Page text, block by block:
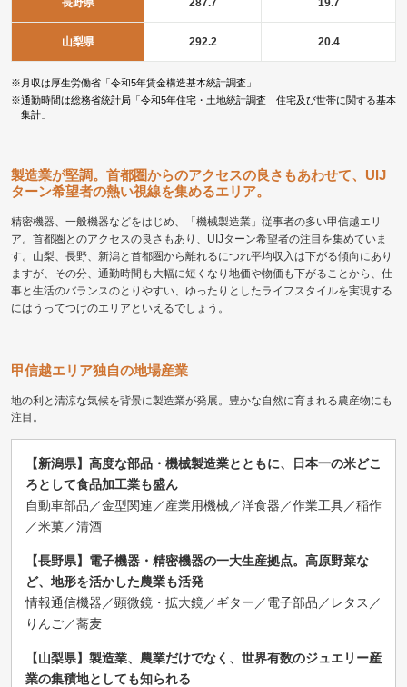
長野県 287.7 19.7
山梨県 292.2 20.4
※月収は厚生労働省「令和5年賃金構造基本統計調査」
※通勤時間は総務省統計局「令和5年住宅・土地統計調査 住宅及び世帯に関する基本
集計」
製造業が堅調。首都圏からのアクセスの良さもあわせて、UIJ
ターン希望者の熱い視線を集めるエリア。
精密機器、一般機器などをはじめ、「機械製造業」従事者の多い甲信越エリ
ア。首都圏とのアクセスの良さもあり、UIJターン希望者の注目を集めていま
す。山梨、長野、新潟と首都圏から離れるにつれ平均収入は下がる傾向にあり
ますが、その分、通勤時間も大幅に短くなり地価や物価も下がることから、仕
事と生活のバランスのとりやすい、ゆったりとしたライフスタイルを実現する
にはうってつけのエリアといえるでしょう。
甲信越エリア独自の地場産業
地の利と清涼な気候を背景に製造業が発展。豊かな自然に育まれる農産物にも
注目。
【新潟県】高度な部品・機械製造業とともに、日本一の米どこ
ろとして食品加工業も盛ん
自動車部品／金型関連／産業用機械／洋食器／作業工具／稲作
／米菓／清酒
【長野県】電子機器・精密機器の一大生産拠点。高原野菜な
ど、地形を活かした農業も活発
情報通信機器／顕微鏡・拡大鏡／ギター／電子部品／レタス／
りんご／蕎麦
【山梨県】製造業、農業だけでなく、世界有数のジュエリー産
業の集積地としても知られる